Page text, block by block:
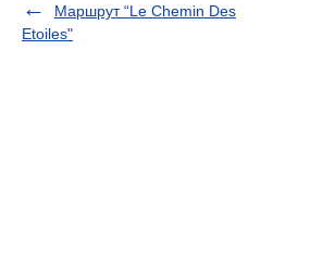
Маршрут “Le Chemin Des
Etoiles"